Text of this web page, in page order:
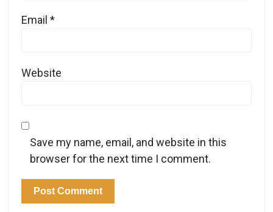
Email *
Website
Save my name, email, and website in this
browser for the next time I comment.